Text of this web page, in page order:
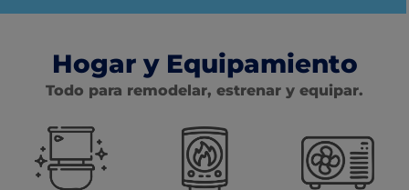
Hogar y Equipamiento
Todo para remodelar, estrenar y equipar.